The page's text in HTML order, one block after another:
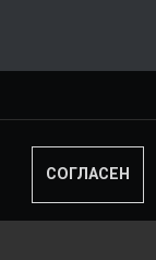
СОГЛАСЕН